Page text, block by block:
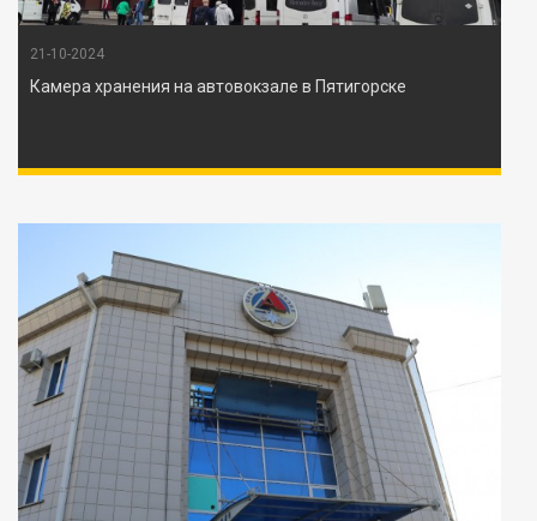
21-10-2024
Камера хранения на автовокзале в Пятигорске